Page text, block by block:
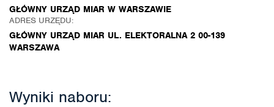
GŁÓWNY URZĄD MIAR W WARSZAWIE
ADRES URZĘDU:
GŁÓWNY URZĄD MIAR UL. ELEKTORALNA 2 00-139
WARSZAWA
Wyniki naboru: